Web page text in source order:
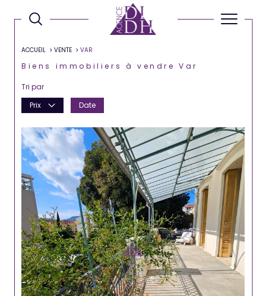
ACCUEIL VENTE VAR
Biens immobiliers à vendre Var
Tri par
Prix
Date